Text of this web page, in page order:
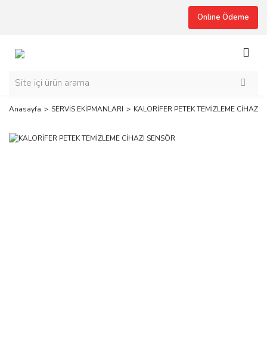
Online Ödeme
Anasayfa SERVİS EKİPMANLARI KALORİFER PETEK TEMİZLEME CİHAZI